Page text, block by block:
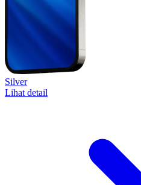
Silver
Lihat detail